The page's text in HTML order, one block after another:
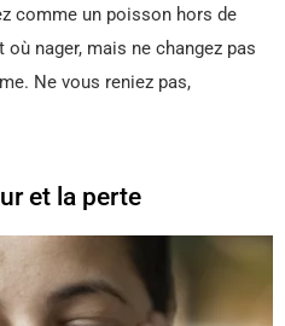
comme un poisson hors de
où nager, mais ne changez pas
Ne vous reniez pas,
et la perte